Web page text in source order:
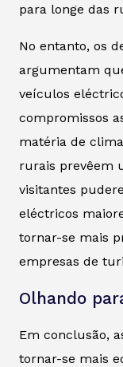
para longe das
No entanto, os
argumentam
veículos
compromissos
matéria de
rurais prevêem
visitantes
eléctricos
tornar-se mais
empresas de
Olhando
Em conclusão,
tornar-se mais